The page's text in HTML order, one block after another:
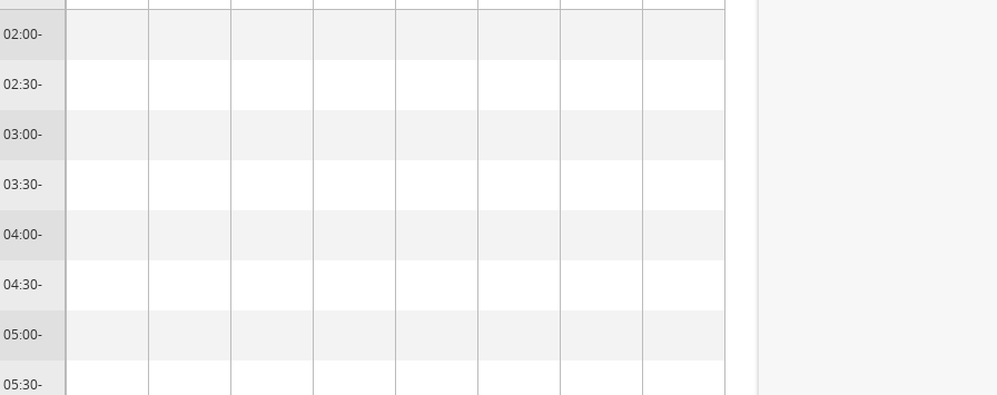
02:00-
02:30-
03:00-
03:30-
04:00-
04:30-
05:00-
05:30-